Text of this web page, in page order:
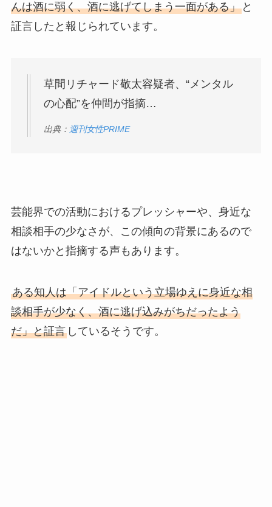
んは酒に弱く、酒に逃げてしまう一面がある」と
証言したと報じられています。
草間リチャード敬太容疑者、“メンタル
の心配”を仲間が指摘…
出典： 週刊女性PRIME
芸能界での活動におけるプレッシャーや、身近な
相談相手の少なさが、この傾向の背景にあるので
はないかと指摘する声もあります。
ある知人は「アイドルという立場ゆえに身近な相
談相手が少なく、酒に逃げ込みがちだったよう
だ」と証言しているそうです。